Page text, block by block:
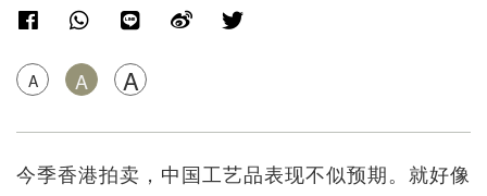
A A A
今季香港拍卖，中国工艺品表现不似预期。就好像